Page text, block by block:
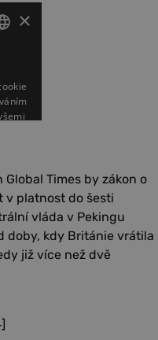
Times by zákon o
v platnost do šesti
vláda v Pekingu
doby, kdy Británie vrátila
již více než dvě